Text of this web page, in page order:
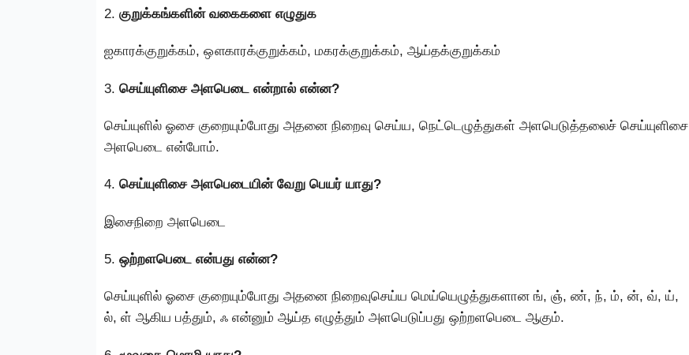
2. குறுக்கங்களின் வகைகளை எழுதுக
ஐகாரக்குறுக்கம், ஔகாரக்குறுக்கம், மகரக்குறுக்கம், ஆய்தக்குறுக்கம்
3. செய்யுளிசை அளபெடை என்றால் என்ன?
செய்யுளில் ஓசை குறையும்போது அதனை நிறைவு செய்ய, நெட்டெழுத்துகள் அளபெடுத்தலைச் செய்யுளிசை
அளபெடை என்போம்.
4. செய்யுளிசை அளபெடையின் வேறு பெயர் யாது?
இசைநிறை அளபெடை
5. ஒற்றளபெடை என்பது என்ன?
செய்யுளில் ஓசை குறையும்போது அதனை நிறைவுசெய்ய மெய்யெழுத்துகளான ங், ஞ், ண், ந், ம், ன், வ், ய்,
ல், ள் ஆகிய பத்தும், ஃ என்னும் ஆய்த எழுத்தும் அளபெடுப்பது ஒற்றளபெடை ஆகும்.